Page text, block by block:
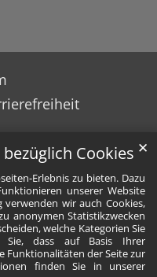
Cookies
Erlebnis zu bieten. Dazu
unserer Website
wir auch Cookies,
anonymen Statistikzwecken
welche Kategorien Sie
Sie, dass auf Basis Ihrer
Funktionalitäten der Seite zur
finden Sie in unserer
✕